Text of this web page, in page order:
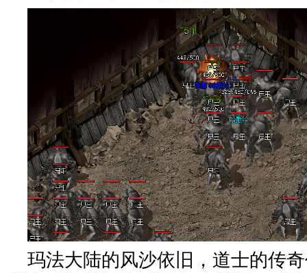
玛法大陆的风沙依旧，道士的传